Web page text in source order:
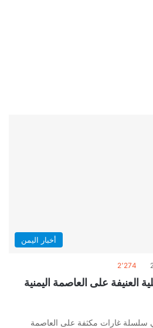
أخبار اليمن
2٬274
العنيفة على العاصمة اليمنية
سلسلة غارات مكثفة على العاصمة